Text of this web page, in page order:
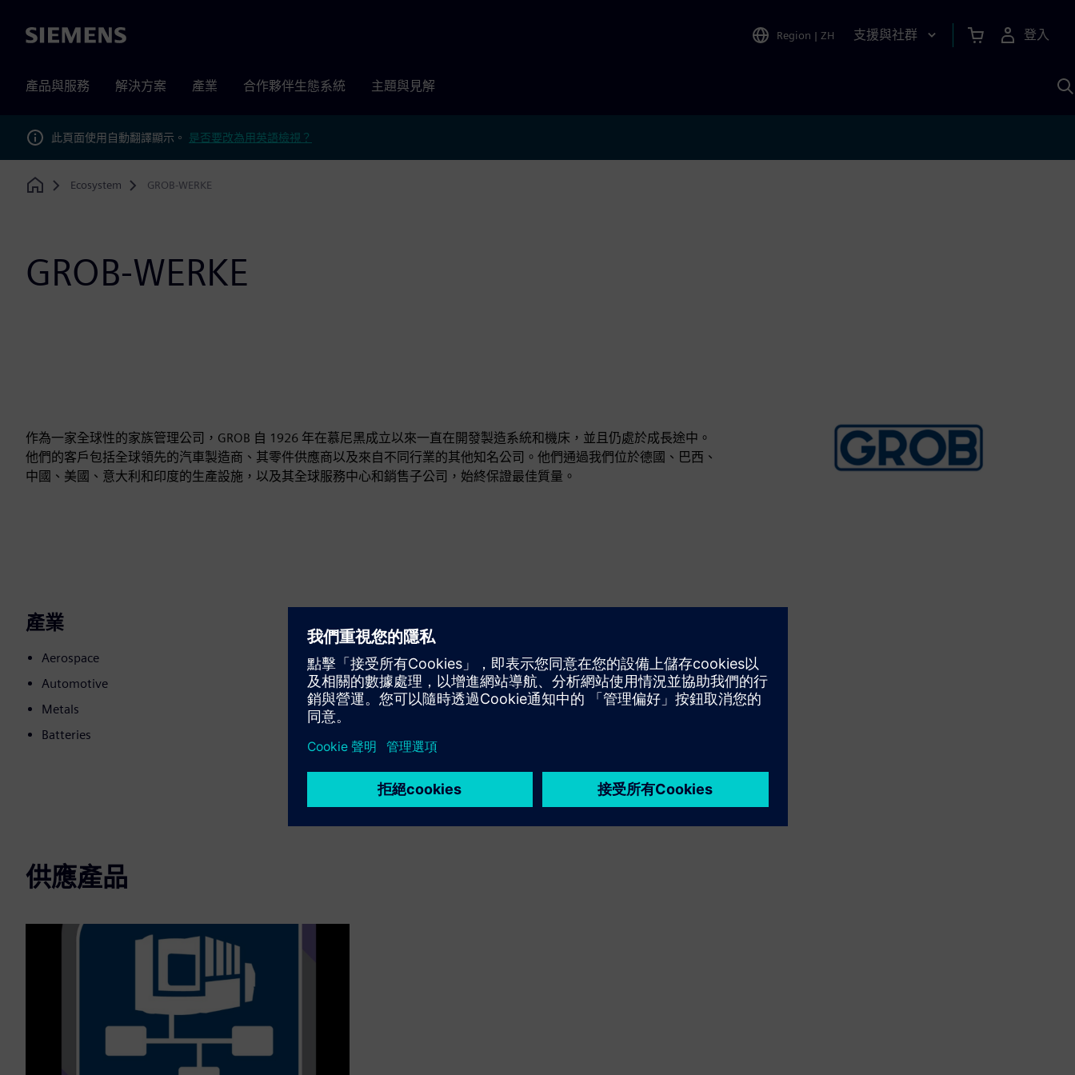
Siemens Region | ZH 支援與社群 登入
產品與服務 解決方案 產業 合作夥伴生態系統 主題與見解
此頁面使用自動翻譯顯示。 是否要改為用英語檢視？
Home
Ecosystem GROB-WERKE
GROB-WERKE
作為一家全球性的家族管理公司，GROB 自 1926 年在慕尼黑成立以來一直在開發製造系統和機床，並且仍處於成長途中。
他們的客戶包括全球領先的汽車製造商、其零件供應商以及來自不同行業的其他知名公司。他們通過我們位於德國、巴西、
中國、美國、意大利和印度的生產設施，以及其全球服務中心和銷售子公司，始終保證最佳質量。
產業
Aerospace
Automotive
Metals
Batteries
運動
Build
透過建立新產品來擴展或建置西門子 Xcelerator 產品／解
決方案，或透過整合西門子 Xcelerator 產品和自有產品建
Sell
轉售／共同銷售西門子 Xcelerator 的軟體和數位化硬體
供應產品